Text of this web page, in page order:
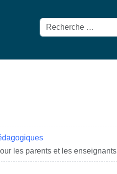
Rechercher
les parents et les enseignants